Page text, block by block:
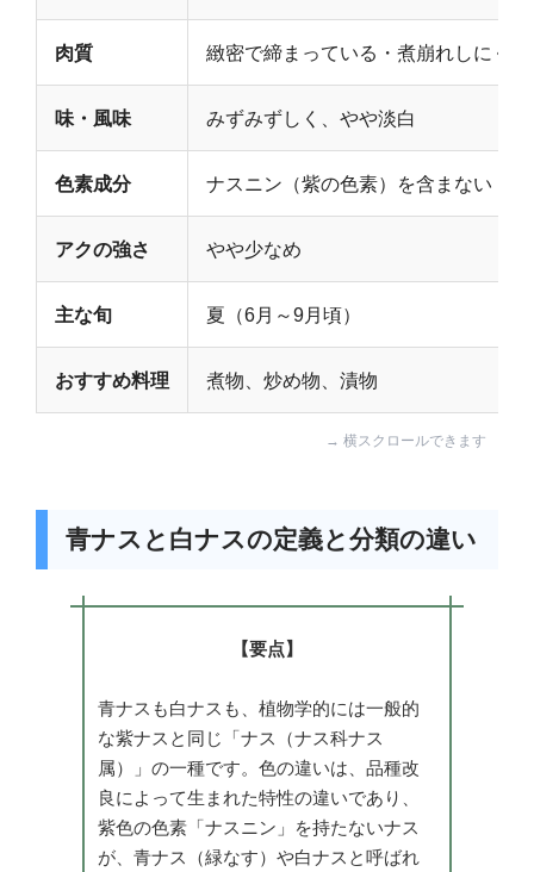
肉質 緻密で締まっている・煮崩れしにくい
味・風味 みずみずしく、やや淡白
色素成分 ナスニン（紫の色素）を含まない
アクの強さ やや少なめ
主な旬 夏（6月～9月頃）
おすすめ料理 煮物、炒め物、漬物
青ナスと白ナスの定義と分類の違い
【要点】
青ナスも白ナスも、植物学的には一般的
な紫ナスと同じ「ナス（ナス科ナス
属）」の一種です。色の違いは、品種改
良によって生まれた特性の違いであり、
紫色の色素「ナスニン」を持たないナス
が、青ナス（緑なす）や白ナスと呼ばれ